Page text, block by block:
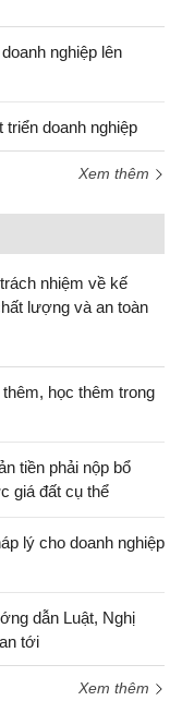
nghiệp lên
doanh nghiệp
Xem thêm
nhiệm về kế
lượng và an toàn
học thêm trong
tiền phải nộp bổ
giá đất cụ thể
lý cho doanh nghiệp
dẫn Luật, Nghị
tới
Xem thêm